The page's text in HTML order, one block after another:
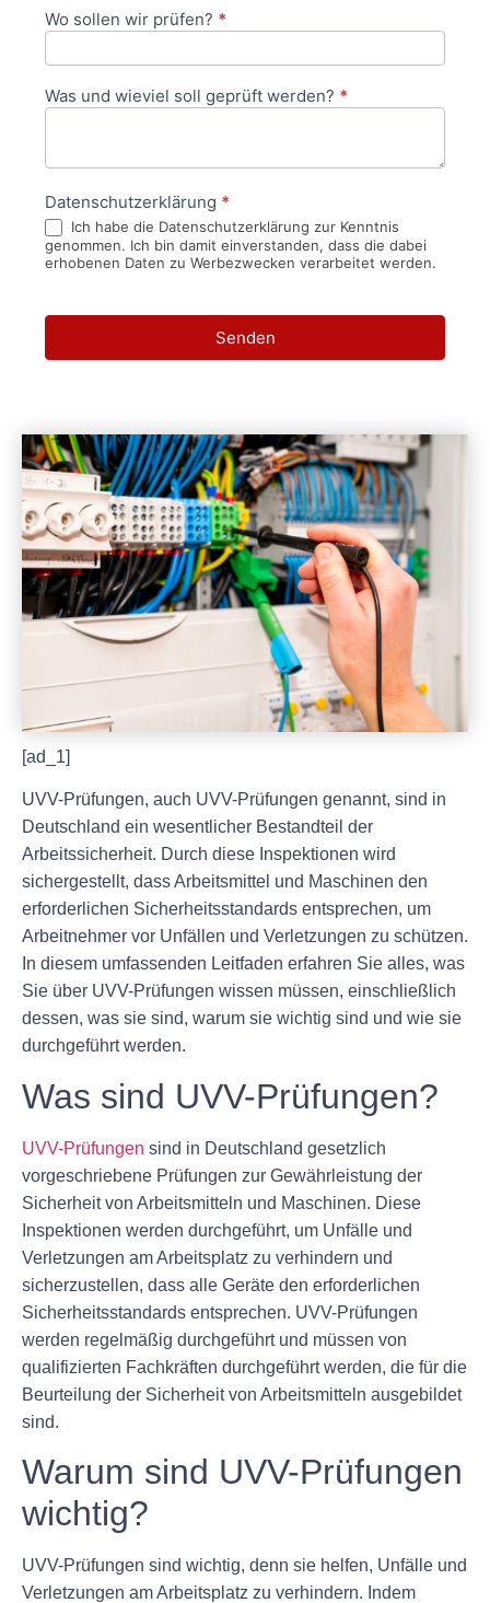
Wo sollen wir prüfen? *
Was und wieviel soll geprüft werden? *
Datenschutzerklärung *
Ich habe die Datenschutzerklärung zur Kenntnis
genommen. Ich bin damit einverstanden, dass die dabei
erhobenen Daten zu Werbezwecken verarbeitet werden.
Senden
[ad_1]
UVV-Prüfungen, auch UVV-Prüfungen genannt, sind in
Deutschland ein wesentlicher Bestandteil der
Arbeitssicherheit. Durch diese Inspektionen wird
sichergestellt, dass Arbeitsmittel und Maschinen den
erforderlichen Sicherheitsstandards entsprechen, um
Arbeitnehmer vor Unfällen und Verletzungen zu schützen.
In diesem umfassenden Leitfaden erfahren Sie alles, was
Sie über UVV-Prüfungen wissen müssen, einschließlich
dessen, was sie sind, warum sie wichtig sind und wie sie
durchgeführt werden.
Was sind UVV-Prüfungen?
UVV-Prüfungen sind in Deutschland gesetzlich
vorgeschriebene Prüfungen zur Gewährleistung der
Sicherheit von Arbeitsmitteln und Maschinen. Diese
Inspektionen werden durchgeführt, um Unfälle und
Verletzungen am Arbeitsplatz zu verhindern und
sicherzustellen, dass alle Geräte den erforderlichen
Sicherheitsstandards entsprechen. UVV-Prüfungen
werden regelmäßig durchgeführt und müssen von
qualifizierten Fachkräften durchgeführt werden, die für die
Beurteilung der Sicherheit von Arbeitsmitteln ausgebildet
sind.
Warum sind UVV-Prüfungen
wichtig?
UVV-Prüfungen sind wichtig, denn sie helfen, Unfälle und
Verletzungen am Arbeitsplatz zu verhindern. Indem